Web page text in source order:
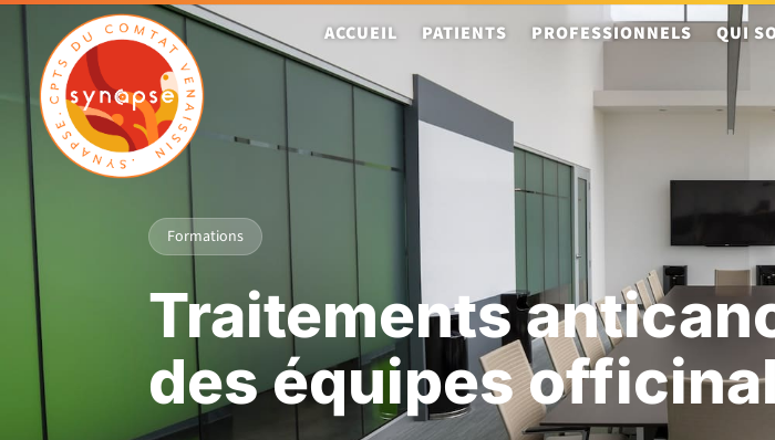
ACCUEIL PATIENTS PROFESSIONNELS QUI
Formations
Traitements
des équipes